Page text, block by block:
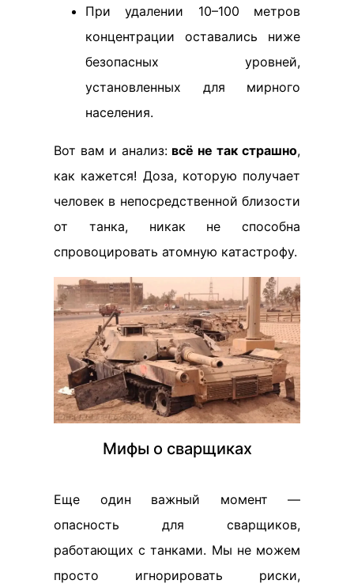
При удалении 10–100 метров
концентрации оставались ниже
безопасных уровней,
установленных для мирного
населения.
Вот вам и анализ: всё не так страшно,
как кажется! Доза, которую получает
человек в непосредственной близости
от танка, никак не способна
спровоцировать атомную катастрофу.
Мифы о сварщиках
Еще один важный момент —
опасность для сварщиков,
работающих с танками. Мы не можем
просто игнорировать риски,